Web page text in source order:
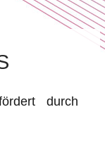
durch